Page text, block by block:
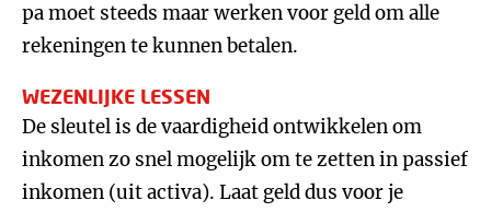
pa moet steeds maar werken voor geld om alle
rekeningen te kunnen betalen.
WEZENLIJKE LESSEN
De sleutel is de vaardigheid ontwikkelen om
inkomen zo snel mogelijk om te zetten in passief
inkomen (uit activa). Laat geld dus voor je